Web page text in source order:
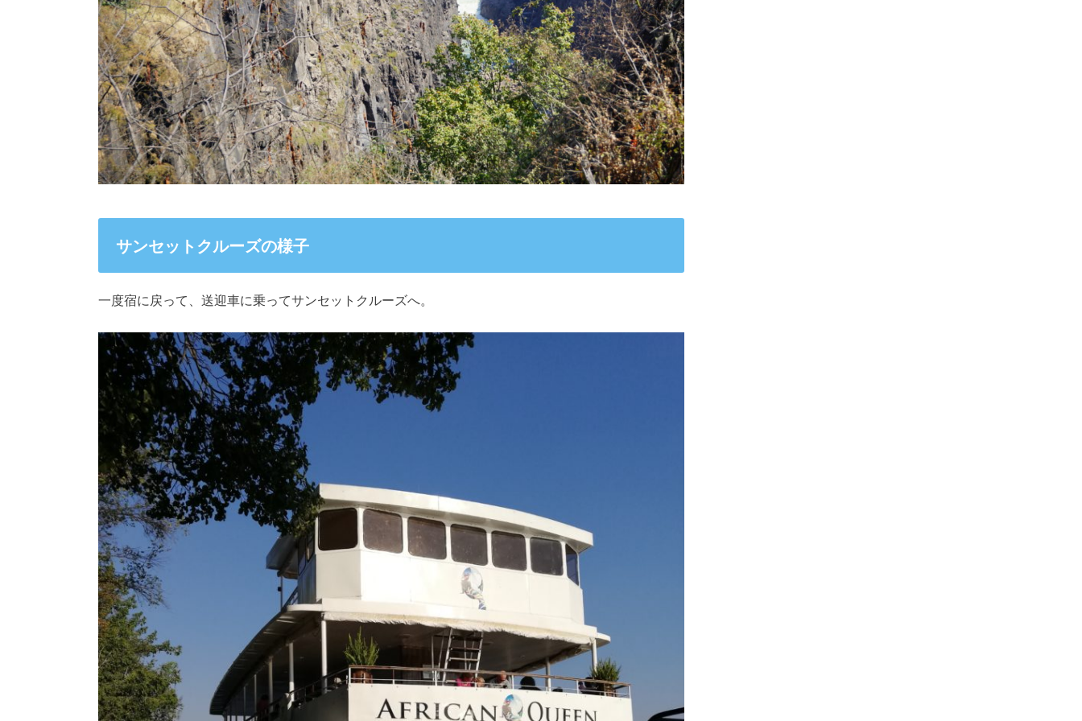
サンセットクルーズの様子
一度宿に戻って、送迎車に乗ってサンセットクルーズへ。